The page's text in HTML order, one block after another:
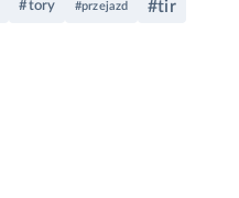
#tory #przejazd #tir